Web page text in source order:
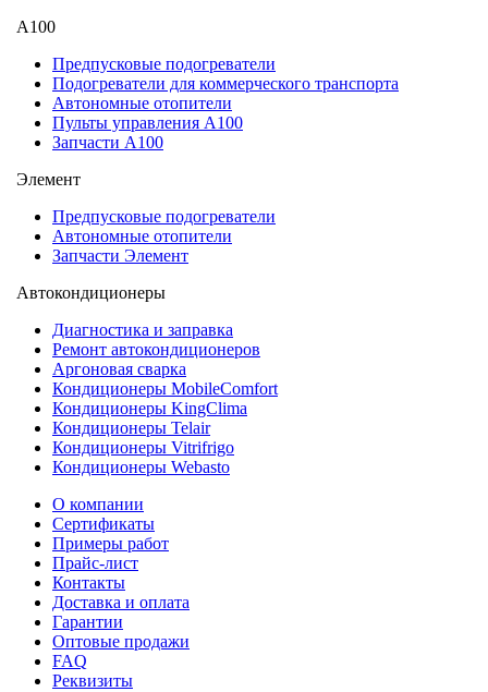
А100
Предпусковые подогреватели
Подогреватели для коммерческого транспорта
Автономные отопители
Пульты управления A100
Запчасти А100
Элемент
Предпусковые подогреватели
Автономные отопители
Запчасти Элемент
Автокондиционеры
Диагностика и заправка
Ремонт автокондиционеров
Аргоновая сварка
Кондиционеры MobileComfort
Кондиционеры KingClima
Кондиционеры Telair
Кондиционеры Vitrifrigo
Кондиционеры Webasto
О компании
Сертификаты
Примеры работ
Прайс-лист
Контакты
Доставка и оплата
Гарантии
Оптовые продажи
FAQ
Реквизиты